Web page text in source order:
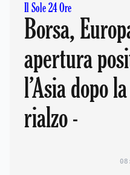
Il Sole 24 Ore
Borsa,
apertura
l’Asia dopo
rialzo -